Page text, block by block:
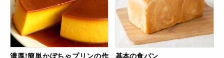
濃厚!簡単かぼちゃプリンの作
基本の食パン